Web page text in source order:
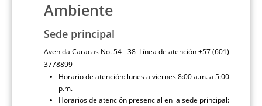
Ambiente
Sede principal
Avenida Caracas No. 54 - 38 Línea de atención +57 (601)
3778899
Horario de atención: lunes a viernes 8:00 a.m. a 5:00
p.m.
Horarios de atención presencial en la sede principal: